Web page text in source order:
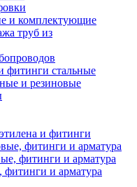
и комплектующие
труб из
фитинги стальные
и резиновые
и фитинги
фитинги и арматура
фитинги и арматура
и арматура